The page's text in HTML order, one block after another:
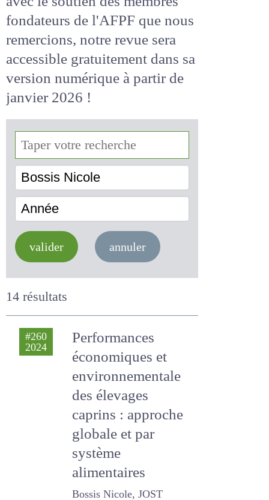
avec le soutien des membres
fondateurs de l'AFPF que nous
remercions, notre revue sera
accessiblegratuitementdans
sa version numérique
de janvier 2026 !
Bossis Nicole
valider annuler
14 résultats
#260
Performances
économiques et
environnementale
des élevages
caprins : approche
globale et par
système
alimentaires